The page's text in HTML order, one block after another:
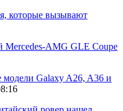
которые вызывают
AMG GLE Coupe
модели Galaxy A26, A36 и